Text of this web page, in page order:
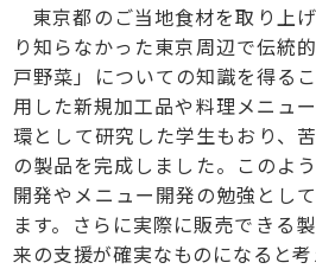
東京都のご当地食材を取り上
り知らなかった東京周辺で伝統
戸野菜」についての知識を得る
用した新規加工品や料理メニュ
環として研究した学生もおり、
の製品を完成しました。このよ
開発やメニュー開発の勉強とし
ます。さらに実際に販売できる
来の支援が確実なものになると考